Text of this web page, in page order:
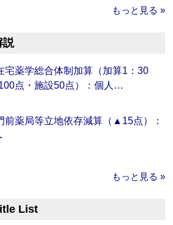
もっと見る »
説
宅薬学総合体制加算（加算1：30
点・施設50点）：個人…
前薬局等立地依存減算（▲15点）：
もっと見る »
List